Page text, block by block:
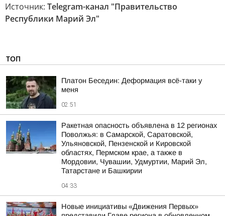
Источник: Telegram-канал "Правительство
Республики Марий Эл"
ТОП
Платон Беседин: Деформация всё-таки у
меня
02:51
Ракетная опасность объявлена в 12 регионах
Поволжья: в Самарской, Саратовской,
Ульяновской, Пензенской и Кировской
областях, Пермском крае, а также в
Мордовии, Чувашии, Удмуртии, Марий Эл,
Татарстане и Башкирии
04:33
Новые инициативы «Движения Первых»